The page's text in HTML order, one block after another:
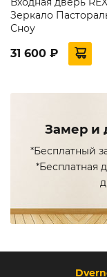
Зеркало
Сноу
31 600 ₽
Замер и
*Бесплатный
*Бесплатная